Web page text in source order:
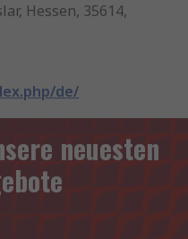
Hessen, 35614,
de/
neuesten